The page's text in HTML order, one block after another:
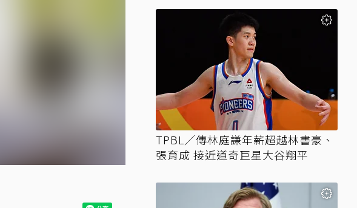
TPBL／傳林庭謙年薪超越林書豪、
張育成 接近道奇巨星大谷翔平